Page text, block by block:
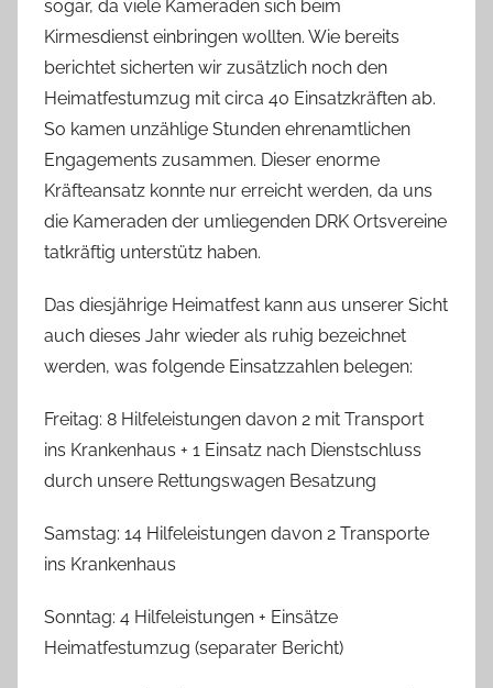
sogar, da viele Kameraden sich beim
Kirmesdienst einbringen wollten. Wie bereits
berichtet sicherten wir zusätzlich noch den
Heimatfestumzug mit circa 40 Einsatzkräften ab.
So kamen unzählige Stunden ehrenamtlichen
Engagements zusammen. Dieser enorme
Kräfteansatz konnte nur erreicht werden, da uns
die Kameraden der umliegenden DRK Ortsvereine
tatkräftig unterstütz haben.
Das diesjährige Heimatfest kann aus unserer Sicht
auch dieses Jahr wieder als ruhig bezeichnet
werden, was folgende Einsatzzahlen belegen:
Freitag: 8 Hilfeleistungen davon 2 mit Transport
ins Krankenhaus + 1 Einsatz nach Dienstschluss
durch unsere Rettungswagen Besatzung
Samstag: 14 Hilfeleistungen davon 2 Transporte
ins Krankenhaus
Sonntag: 4 Hilfeleistungen + Einsätze
Heimatfestumzug (separater Bericht)